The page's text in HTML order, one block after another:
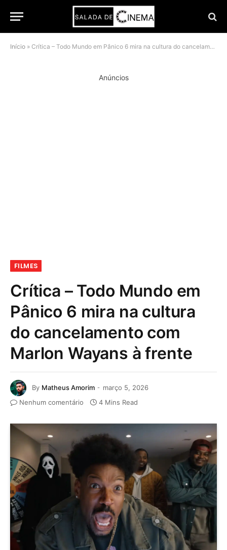
Início » Crítica – Todo Mundo em Pânico 6 mira na cultura do cancelamento com Marlon Wayans à frente
Anúncios
FILMES
Crítica – Todo Mundo em
Pânico 6 mira na cultura
do cancelamento com
Marlon Wayans à frente
By Matheus Amorim
março 5, 2026
Nenhum comentário
4 Mins Read